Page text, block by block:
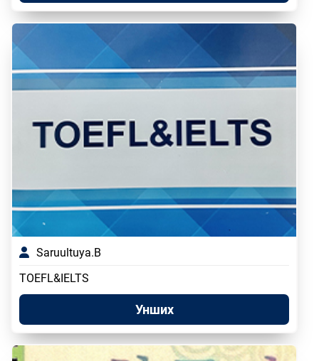
Saruultuya.B
TOEFL&IELTS
Унших